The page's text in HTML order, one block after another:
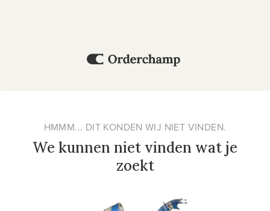
HMMM... DIT KONDEN WIJ NIET VINDEN.
We kunnen niet vinden wat je
zoekt